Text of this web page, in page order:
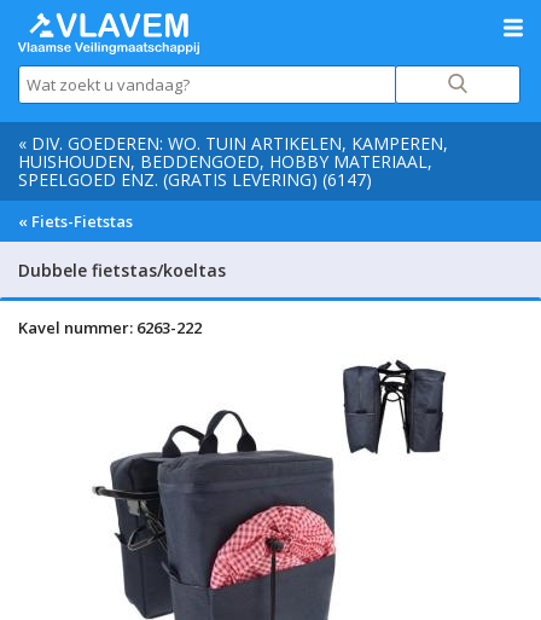
« DIV. GOEDEREN: WO. TUIN ARTIKELEN, KAMPEREN,
HUISHOUDEN, BEDDENGOED, HOBBY MATERIAAL,
SPEELGOED ENZ. (GRATIS LEVERING) (6147)
« Fiets-Fietstas
Dubbele fietstas/koeltas
Kavel nummer: 6263-222